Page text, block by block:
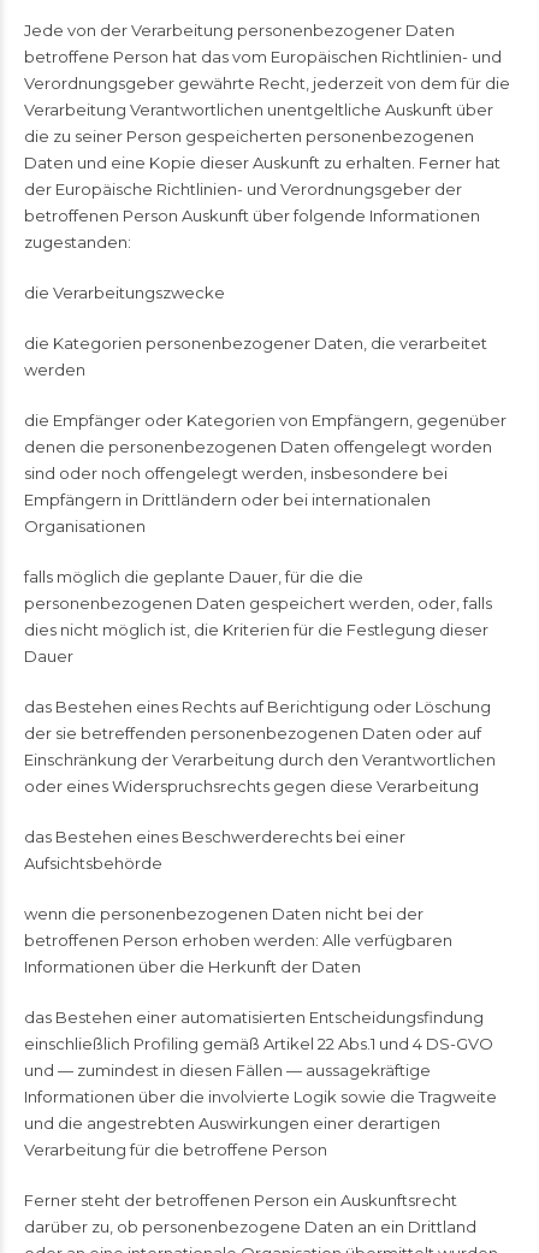
Jede von der Verarbeitung personenbezogener Daten
betroffene Person hat das vom Europäischen Richtlinien- und
Verordnungsgeber gewährte Recht, jederzeit von dem für die
Verarbeitung Verantwortlichen unentgeltliche Auskunft über
die zu seiner Person gespeicherten personenbezogenen
Daten und eine Kopie dieser Auskunft zu erhalten. Ferner hat
der Europäische Richtlinien- und Verordnungsgeber der
betroffenen Person Auskunft über folgende Informationen
zugestanden:
die Verarbeitungszwecke
die Kategorien personenbezogener Daten, die verarbeitet
werden
die Empfänger oder Kategorien von Empfängern, gegenüber
denen die personenbezogenen Daten offengelegt worden
sind oder noch offengelegt werden, insbesondere bei
Empfängern in Drittländern oder bei internationalen
Organisationen
falls möglich die geplante Dauer, für die die
personenbezogenen Daten gespeichert werden, oder, falls
dies nicht möglich ist, die Kriterien für die Festlegung dieser
Dauer
das Bestehen eines Rechts auf Berichtigung oder Löschung
der sie betreffenden personenbezogenen Daten oder auf
Einschränkung der Verarbeitung durch den Verantwortlichen
oder eines Widerspruchsrechts gegen diese Verarbeitung
das Bestehen eines Beschwerderechts bei einer
Aufsichtsbehörde
wenn die personenbezogenen Daten nicht bei der
betroffenen Person erhoben werden: Alle verfügbaren
Informationen über die Herkunft der Daten
das Bestehen einer automatisierten Entscheidungsfindung
einschließlich Profiling gemäß Artikel 22 Abs.1 und 4 DS-GVO
und — zumindest in diesen Fällen — aussagekräftige
Informationen über die involvierte Logik sowie die Tragweite
und die angestrebten Auswirkungen einer derartigen
Verarbeitung für die betroffene Person
Ferner steht der betroffenen Person ein Auskunftsrecht
darüber zu, ob personenbezogene Daten an ein Drittland